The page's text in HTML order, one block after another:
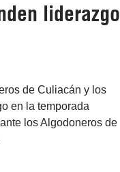
liderazgo
de Culiacán y los
en la temporada
los Algodoneros de